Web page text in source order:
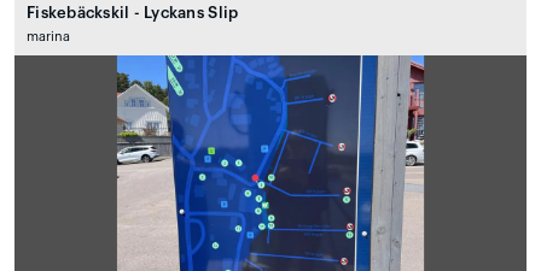
Fiskebäckskil - Lyckans Slip
marina